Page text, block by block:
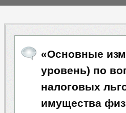
«Основные
уровень) по
налоговых
имущества